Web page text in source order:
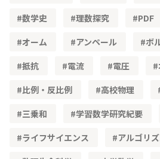
数学史
理数探究 PDF
オーム
アンペール ボ
抵抗
電流 電圧
比例・反比例
高校物理
三乗和
学習数学研究紀要
ライフサイエンス
アルゴリ